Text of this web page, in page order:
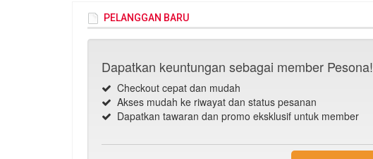
PELANGGAN BARU
Dapatkan keuntungan sebagai member Pesona!
Checkout cepat dan mudah
Akses mudah ke riwayat dan status pesanan
Dapatkan tawaran dan promo eksklusif untuk member